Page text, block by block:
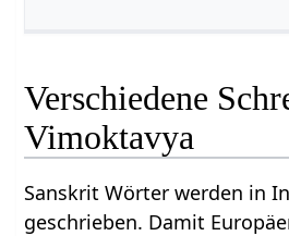
Verschiedene
Vimoktavya
Sanskrit Wörter werden in
geschrieben. Damit